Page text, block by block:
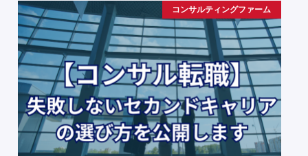
コンサルティングファーム